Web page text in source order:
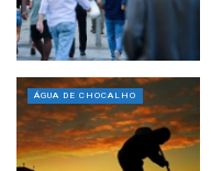
ÁGUA DE CHOCALHO